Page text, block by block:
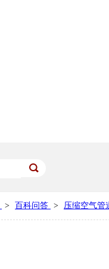
空压机铝合金管道 压缩
> 百科问答 > 压缩空气管